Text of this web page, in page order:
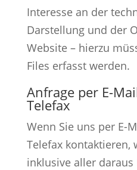
Interesse an der
Darstellung und der
Website – hierzu
Files erfasst werden.
Anfrage per E-
Telefax
Wenn Sie uns per E-
Telefax kontaktieren,
inklusive aller